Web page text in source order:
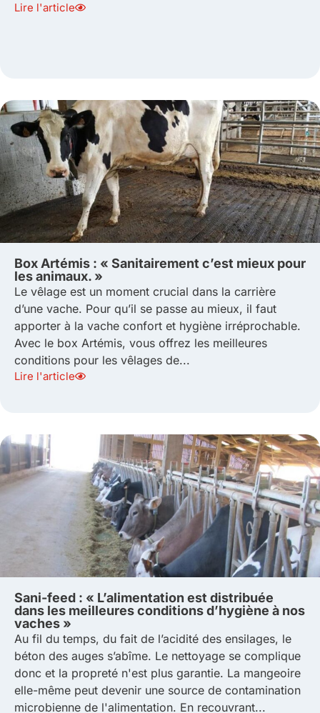
Lire l'article
Box Artémis : « Sanitairement c’est mieux pour
les animaux. »
Le vêlage est un moment crucial dans la carrière
d’une vache. Pour qu’il se passe au mieux, il faut
apporter à la vache confort et hygiène irréprochable.
Avec le box Artémis, vous offrez les meilleures
conditions pour les vêlages de...
Lire l'article
Sani-feed : « L’alimentation est distribuée
dans les meilleures conditions d’hygiène à nos
vaches »
Au fil du temps, du fait de l’acidité des ensilages, le
béton des auges s’abîme. Le nettoyage se complique
donc et la propreté n'est plus garantie. La mangeoire
elle-même peut devenir une source de contamination
microbienne de l'alimentation. En recouvrant...